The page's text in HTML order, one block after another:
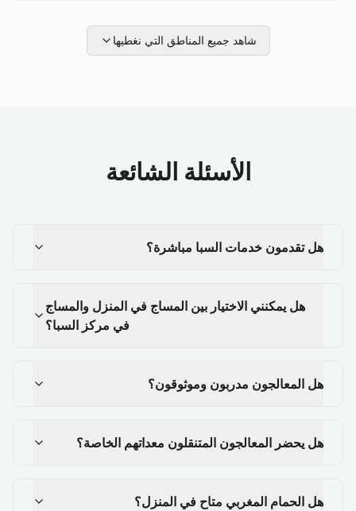
شاهد جميع المناطق التي نغطيها
الأسئلة الشائعة
هل تقدمون خدمات السبا مباشرة؟
هل يمكنني الاختيار بين المساج في المنزل والمساج
في مركز السبا؟
هل المعالجون مدربون وموثوقون؟
هل يحضر المعالجون المتنقلون معداتهم الخاصة؟
هل الحمام المغربي متاح في المنزل؟